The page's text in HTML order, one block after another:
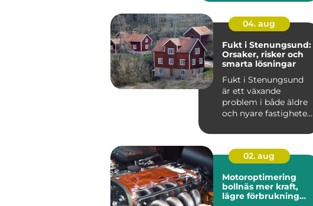
anvä...
04. aug
Fukt i Stenungsund:
Orsaker, risker och
smarta lösningar
Fukt i Stenungsund
är ett växande
problem i både äldre
och nyare fastigheter,
02. aug
Motoroptimering
bollnäs mer kraft,
lägre förbrukning